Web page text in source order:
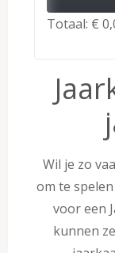
Totaal: €
Wil je zo
om te
voor een
kunnen